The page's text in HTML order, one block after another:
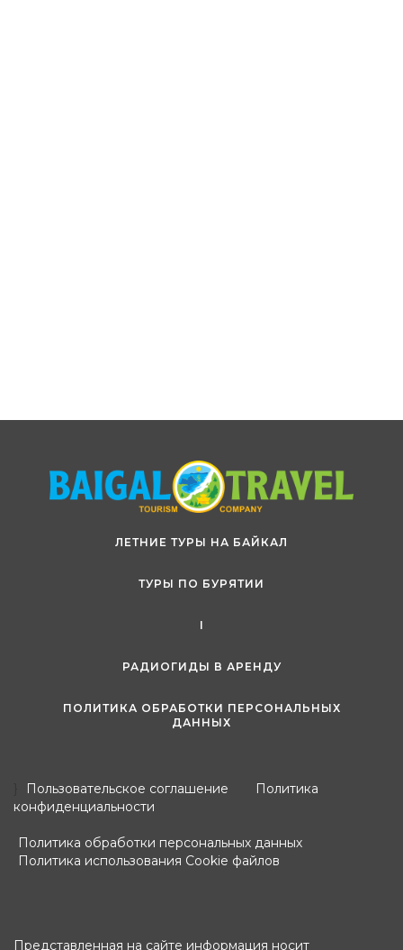
ЛЕТНИЕ ТУРЫ НА БАЙКАЛ
ТУРЫ ПО БУРЯТИИ
I
РАДИОГИДЫ В АРЕНДУ
ПОЛИТИКА ОБРАБОТКИ ПЕРСОНАЛЬНЫХ
ДАННЫХ
Пользовательское соглашение
Политика
конфиденциальности
Политика обработки персональных данных
Политика использования Cookie файлов
Представленная на сайте информация носит